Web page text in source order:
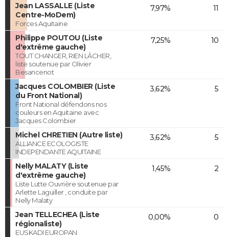
Jean LASSALLE (Liste
Centre-MoDem)
Forces Aquitaine
7,97% 11
Philippe POUTOU (Liste
d'extrême gauche)
TOUT CHANGER, RIEN LÂCHER,
liste soutenue par Olivier
Besancenot
7,25% 10
Jacques COLOMBIER (Liste
du Front National)
Front National défendons nos
couleurs en Aquitaine avec
Jacques Colombier
3,62% 5
Michel CHRETIEN (Autre liste)
ALLIANCE ECOLOGISTE
INDEPENDANTE AQUITAINE
3,62% 5
Nelly MALATY (Liste
d'extrême gauche)
Liste Lutte Ouvrière soutenue par
Arlette Laguiller , conduite par
Nelly Malaty
1,45% 2
Jean TELLECHEA (Liste
régionaliste)
EUSKADI EUROPAN
0,00% 0